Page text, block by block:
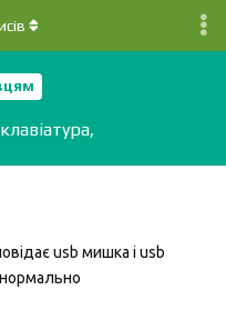
usb мишка і usb